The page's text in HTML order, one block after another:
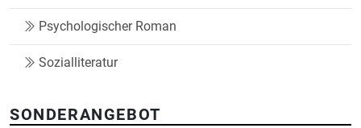
Psychologischer Roman
Sozialliteratur
SONDERANGEBOT